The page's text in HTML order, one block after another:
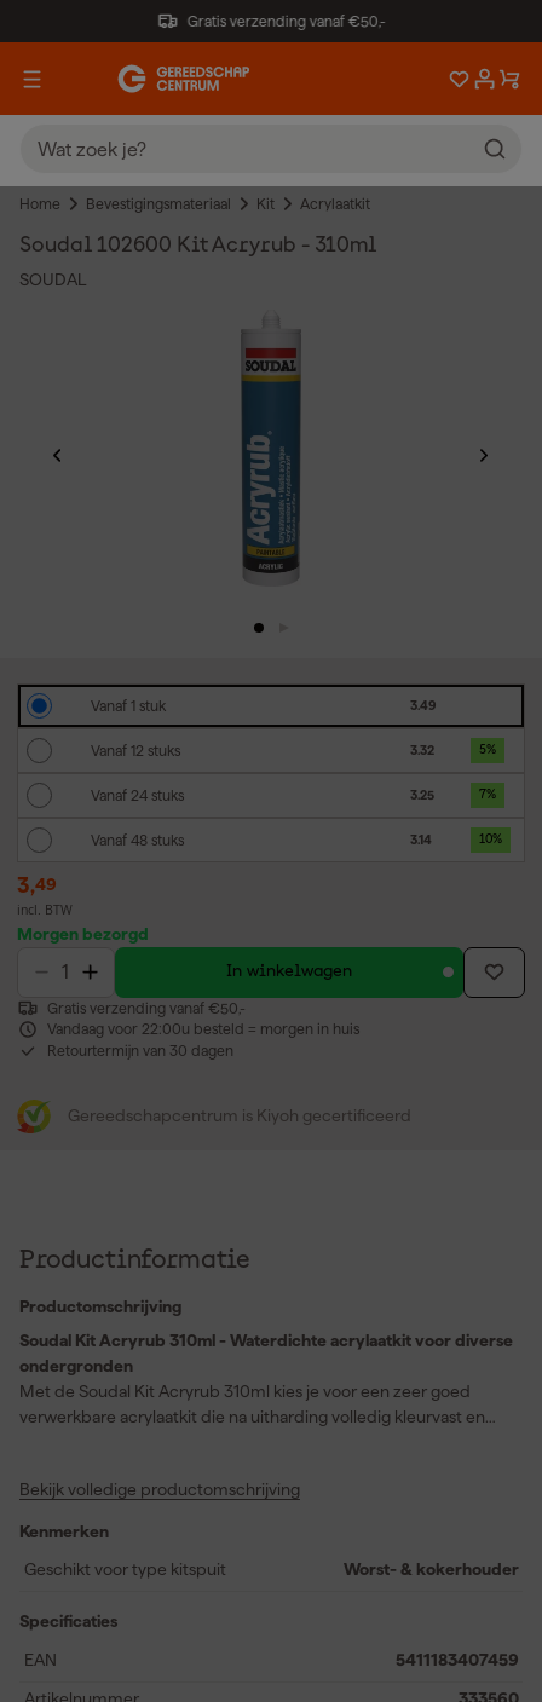
Gratis verzending vanaf €50,-
Home Bevestigingsmateriaal Kit Acrylaatkit
Soudal 102600 Kit Acryrub - 310ml
SOUDAL
Vanaf 1 stuk 3.49
Vanaf 12 stuks 3.32 5%
Vanaf 24 stuks 3.25 7%
Vanaf 48 stuks 3.14 10%
3,49
incl. BTW
Morgen bezorgd
In winkelwagen
Gratis verzending vanaf €50,-
Vandaag voor 22:00u besteld = morgen in huis
Retourtermijn van 30 dagen
Gereedschapcentrum is Kiyoh gecertificeerd
Productinformatie
Productomschrijving
Soudal Kit Acryrub 310ml - Waterdichte acrylaatkit voor diverse
ondergronden
Met de Soudal Kit Acryrub 310ml kies je voor een zeer goed
verwerkbare acrylaatkit die na uitharding volledig kleurvast en
de uitstekende hechting op vele poreuze oppervlakken en
klussen. Na uitharding is de kit eenvoudig te overschilderen,
waardoor je moeiteloos een nette afwerking realiseert die perfect
voegen aanbrengt, deze kit biedt een betrouwbare en duurzame
Bekijk volledige productomschrijving
Kenmerken
Geschikt voor type kitspuit
Worst- & kokerhouder
Specificaties
EAN
5411183407459